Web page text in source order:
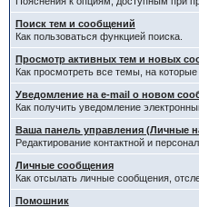
Поиск тем и сообщений
Как пользоваться функцией поиска.
Просмотр активных тем и новых
Как просмотреть все темы, на
Уведомление на е-mail о новом
Как получить уведомление
Ваша панель управления (Личные
Редактирование контактной и
Личные сообщения
Как отсылать личные сообщения,
Помошник